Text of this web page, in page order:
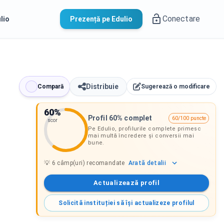
Prezență pe Edulio Conectare
Compară Distribuie Sugerează o modificare
60%
scor Profil 60% complet
60/100 puncte
Pe Edulio, profilurile complete primesc
mai multă încredere și conversii mai
bune.
💡 6 câmp(uri) recomandate Arată detalii
Actualizează profil
Solicită instituției să își actualizeze profilul